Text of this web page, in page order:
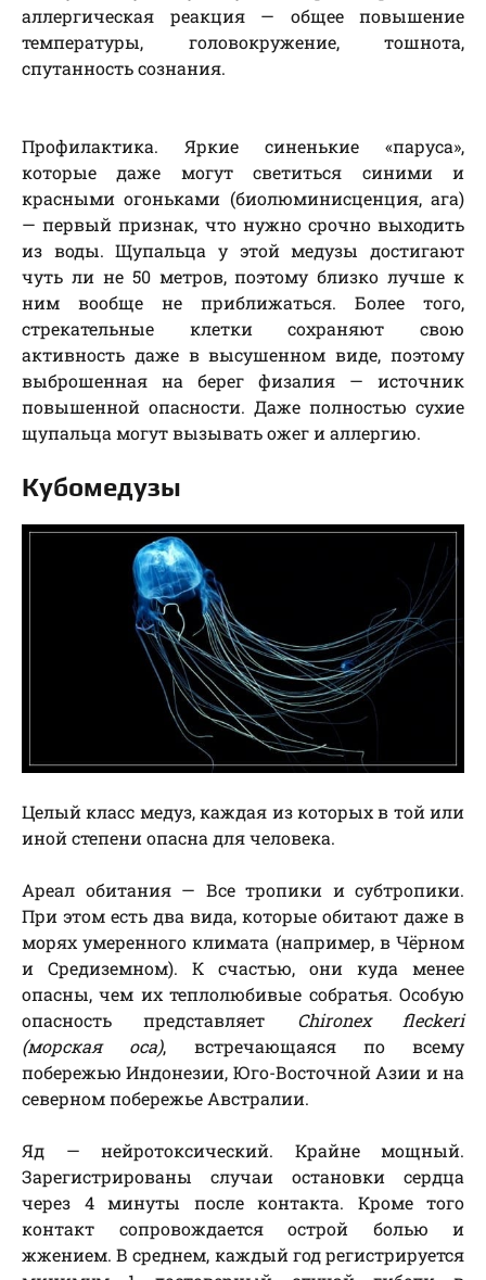
аллергическая реакция — общее повышение
температуры, головокружение, тошнота,
спутанность сознания.
Профилактика. Яркие синенькие «паруса»,
которые даже могут светиться синими и
красными огоньками (биолюминисценция, ага)
— первый признак, что нужно срочно выходить
из воды. Щупальца у этой медузы достигают
чуть ли не 50 метров, поэтому близко лучше к
ним вообще не приближаться. Более того,
стрекательные клетки сохраняют свою
активность даже в высушенном виде, поэтому
выброшенная на берег физалия — источник
повышенной опасности. Даже полностью сухие
щупальца могут вызывать ожег и аллергию.
Кубомедузы
Целый класс медуз, каждая из которых в той или
иной степени опасна для человека.
Ареал обитания — Все тропики и субтропики.
При этом есть два вида, которые обитают даже в
морях умеренного климата (например, в Чёрном
и Средиземном). К счастью, они куда менее
опасны, чем их теплолюбивые собратья. Особую
опасность представляет Chironex fleckeri
(морская оса), встречающаяся по всему
побережью Индонезии, Юго-Восточной Азии и на
северном побережье Австралии.
Яд — нейротоксический. Крайне мощный.
Зарегистрированы случаи остановки сердца
через 4 минуты после контакта. Кроме того
контакт сопровождается острой болью и
жжением. В среднем, каждый год регистрируется